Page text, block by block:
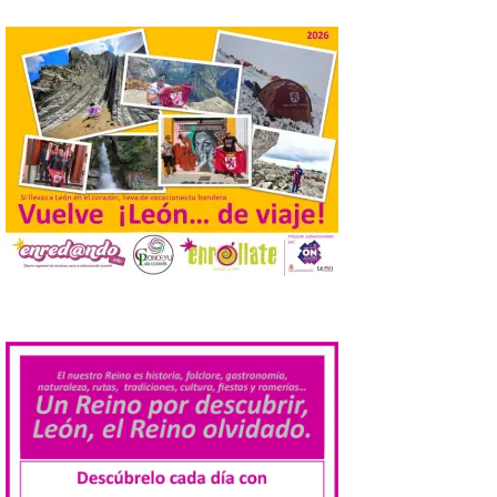
conforme a la legalidad, la
solicitud para la
celebración del Iberia
Eclipse Festival
6 Ago 2026
Durante la mañana de ayer
miércoles ha sido
registrada en el
Ayuntamiento una
solicitud relacionada con
la celebración de este evento. Ante las
Eclipse Festival en […]
La Universidad de León
retoma las excavaciones
en La Peña del Castro para
profundizar en la vida